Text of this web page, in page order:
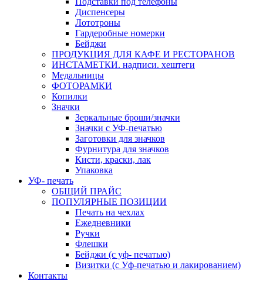
Диспенсеры
Лототроны
Гардеробные номерки
Бейджи
ПРОДУКЦИЯ ДЛЯ КАФЕ И РЕСТОРАНОВ
ИНСТАМЕТКИ. надписи. хештеги
Медальницы
ФОТОРАМКИ
Копилки
Значки
Зеркальные броши/значки
Значки с УФ-печатью
Заготовки для значков
Фурнитура для значков
Кисти, краски, лак
Упаковка
УФ- печать
ОБЩИЙ ПРАЙС
ПОПУЛЯРНЫЕ ПОЗИЦИИ
Печать на чехлах
Ежедневники
Ручки
Флешки
Бейджи (с уф- печатью)
Визитки (с Уф-печатью и лакированием)
Контакты